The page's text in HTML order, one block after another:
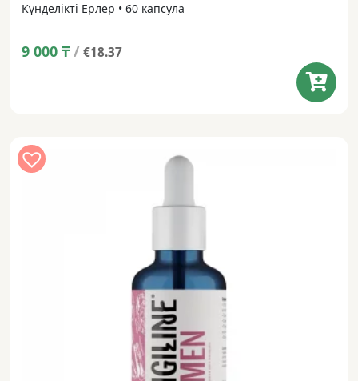
Күнделікті Ерлер • 60 капсула
9 000 ₸ / €18.37